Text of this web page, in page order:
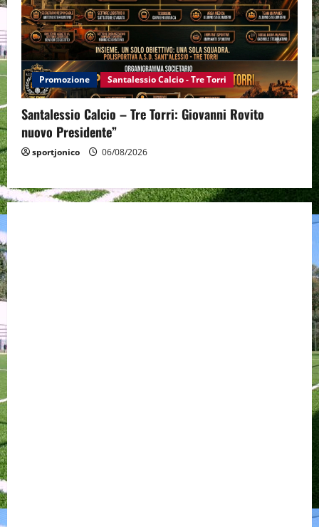
Promozione Santalessio Calcio - Tre Torri
Santalessio Calcio – Tre Torri: Giovanni Rovito
nuovo Presidente”
sportjonico 06/08/2026